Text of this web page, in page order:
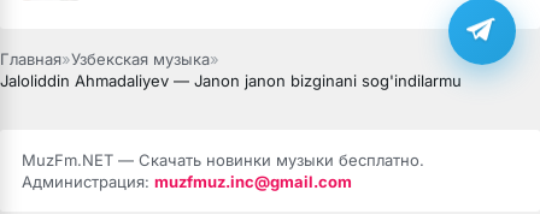
Главная»Узбекская музыка»
Jaloliddin Ahmadaliyev — Janon janon bizginani sog'indilarmu
MuzFm.NET — Скачать новинки музыки бесплатно.
Администрация: muzfmuz.inc@gmail.com